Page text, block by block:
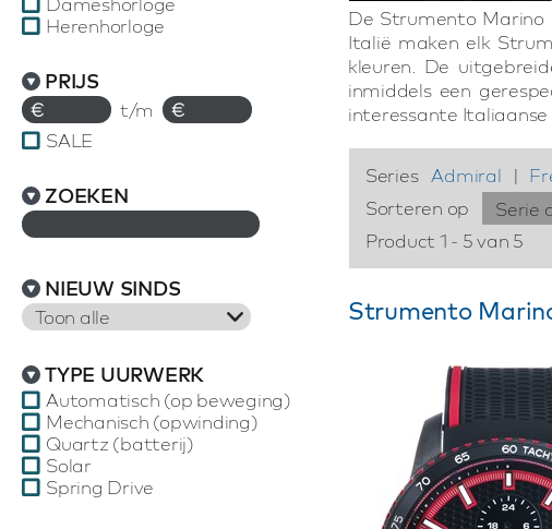
Herenhorloge
PRIJS
€ t/m
€
SALE
ZOEKEN
NIEUW SINDS
Toon alle
TYPE UURWERK
Automatisch (op beweging)
Mechanisch (opwinding)
Quartz (batterij)
Solar
Spring Drive
De Strumento Marino
Italië maken elk
kleuren. De
inmiddels een
interessante Italiaanse
Series Admiral |
Sorteren op
Serie
Product 1 - 5 van 5
Strumento